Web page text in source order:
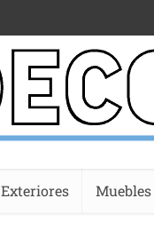
Exteriores Muebles